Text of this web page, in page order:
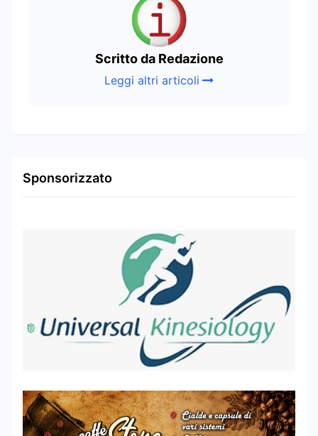
Scritto da Redazione
Leggi altri articoli
Sponsorizzato